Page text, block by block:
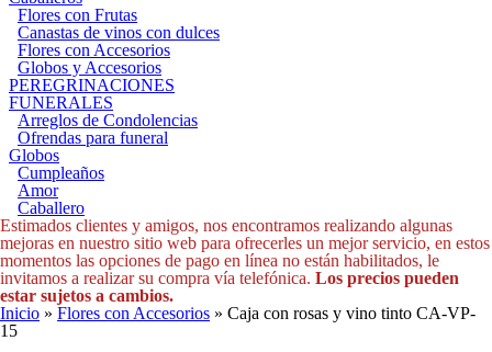
Flores con Frutas
Canastas de vinos con dulces
Flores con Accesorios
Globos y Accesorios
PEREGRINACIONES
FUNERALES
Arreglos de Condolencias
Ofrendas para funeral
Globos
Cumpleaños
Amor
Caballero
Estimados clientes y amigos, nos encontramos realizando algunas
mejoras en nuestro sitio web para ofrecerles un mejor servicio, en estos
momentos las opciones de pago en línea no están habilitados, le
invitamos a realizar su compra vía telefónica. Los precios pueden
estar sujetos a cambios.
Usted está aquí
Inicio » Flores con Accesorios » Caja con rosas y vino tinto CA-VP-
15